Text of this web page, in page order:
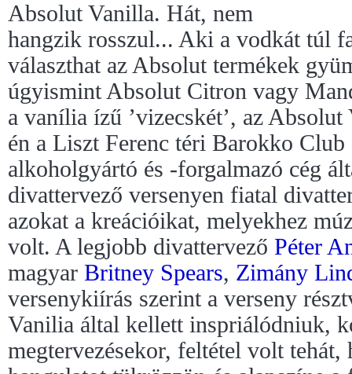
Absolut Vanilla. Hát, nem
hangzik rosszul... Aki a vodkát túl
választhat az Absolut termékek
úgyismint Absolut Citron vagy
a vanília ízű ’vizecskét’, az
én a Liszt Ferenc téri Barokko Club
alkoholgyártó és -forgalmazó cég
divattervező versenyen fiatal
azokat a kreációikat, melyekhez
volt. A legjobb divattervező Péter
magyar Britney Spears, Zimány
versenykiírás szerint a verseny
Vanilia által kellett inspriálódniuk,
megtervezésekor, feltétel volt tehát,